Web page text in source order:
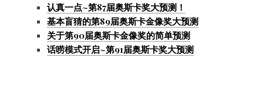
认真一点~第87届奥斯卡奖大预测！
基本盲猜的第89届奥斯卡金像奖大预测
关于第90届奥斯卡金像奖的简单预测
话唠模式开启~第91届奥斯卡奖大预测